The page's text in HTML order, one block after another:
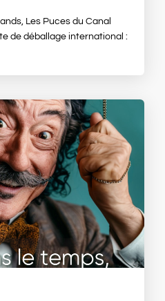
Les Puces du Canal
de déballage international :